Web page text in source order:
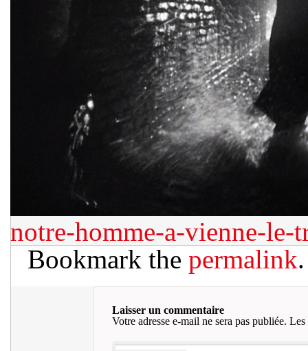
notre-homme-a-vienne-le-
Bookmark the permalink.
Laisser un commentaire
Votre adresse e-mail ne sera pas publiée. Les